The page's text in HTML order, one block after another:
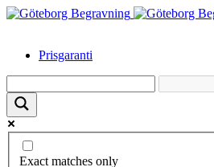
Prisgaranti
Exact matches only